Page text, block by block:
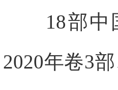
18部中国
2020年卷3